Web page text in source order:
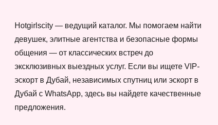
Hotgirlscity — ведущий каталог. Мы помогаем найти
девушек, элитные агентства и безопасные формы
общения — от классических встреч до
эксклюзивных выездных услуг. Если вы ищете VIP-
эскорт в Дубай, независимых спутниц или эскорт в
Дубай с WhatsApp, здесь вы найдете качественные
предложения.